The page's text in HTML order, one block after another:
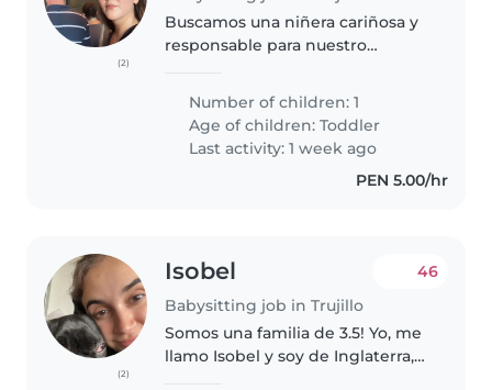
(2)
Buscamos una niñera cariñosa y
responsable para nuestro
lleno de energía y muy juguetón.
Nos encantaría alguien que
disfrute cocinando y ayudando
con las..
Number of children: 1
Age of children:Toddler
Last activity: 1 week ago
PEN 5.00/hr
(2)
Isobel
Babysitting job in Trujillo
46
Somos una familia de 3.5! Yo, me
llamo Isobel y soy de Inglaterra,